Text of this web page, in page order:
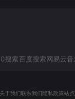
搜索百度搜索网易云音
关于我们联系我们 隐私政策站